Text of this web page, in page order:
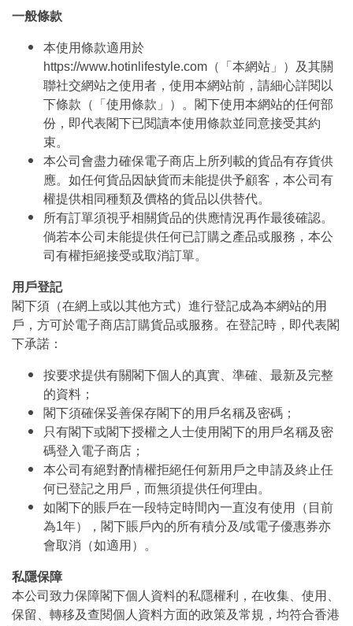
一般條款
本使用條款適用於
https://www.hotinlifestyle.com（「本網站」）及其關
聯社交網站之使用者，使用本網站前，請細心詳閱以
下條款（「使用條款」）。閣下使用本網站的任何部
份，即代表閣下已閱讀本使用條款並同意接受其約
束。
本公司會盡力確保電子商店上所列載的貨品有存貨供
應。如任何貨品因缺貨而未能提供予顧客，本公司有
權提供相同種類及價格的貨品以供替代。
所有訂單須視乎相關貨品的供應情況再作最後確認。
倘若本公司未能提供任何已訂購之產品或服務，本公
司有權拒絕接受或取消訂單。
用戶登記
閣下須（在網上或以其他方式）進行登記成為本網站的用
戶，方可於電子商店訂購貨品或服務。在登記時，即代表閣
下承諾：
按要求提供有關閣下個人的真實、準確、最新及完整
的資料；
閣下須確保妥善保存閣下的用戶名稱及密碼；
只有閣下或閣下授權之人士使用閣下的用戶名稱及密
碼登入電子商店；
本公司有絕對酌情權拒絕任何新用戶之申請及終止任
何已登記之用戶，而無須提供任何理由。
如閣下的賬戶在一段特定時間內一直沒有使用（目前
為1年），閣下賬戶內的所有積分及/或電子優惠券亦
會取消（如適用）。
私隱保障
本公司致力保障閣下個人資料的私隱權利，在收集、使用、
保留、轉移及查閱個人資料方面的政策及常規，均符合香港